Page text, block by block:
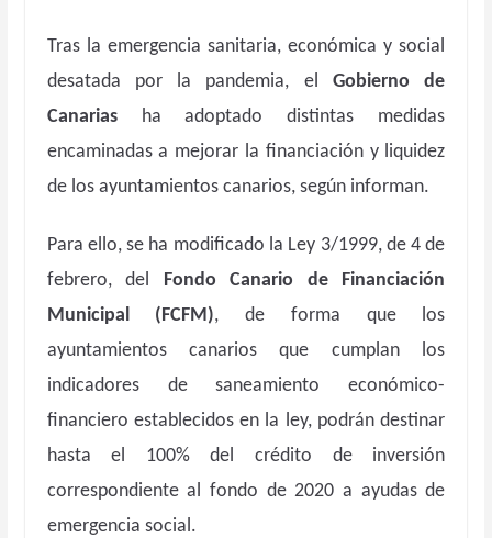
Tras la emergencia sanitaria, económica y social
desatada por la pandemia, elGobierno de
Canariasha adoptado distintas medidas
encaminadas a mejorar la financiación y liquidez
de los ayuntamientos canarios, según informan.
Para ello, se ha modificado la Ley 3/1999, de 4 de
febrero, del Fondo Canario de Financiación
Municipal (FCFM), de forma que los
ayuntamientos canarios que cumplan los
indicadores de saneamiento económico-
financiero establecidos en la ley, podrán destinar
hasta el 100% del crédito de inversión
correspondiente al fondo de 2020 a ayudas de
emergencia social.